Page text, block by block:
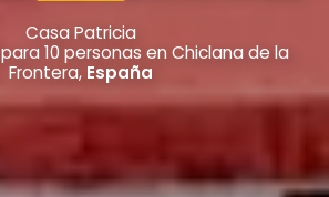
Casa Patricia
para 10 personas en Chiclana de la
Frontera, España